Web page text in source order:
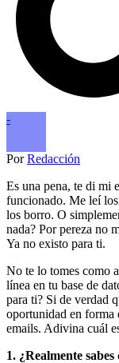
-
PorRedacción
Es una pena, te di mi
funcionado. Me leí
los borro. O
nada? Por pereza no
Ya no existo para ti.
No te lo tomes como
línea en tu base de
para ti? Si de verdad
oportunidad en forma
emails. Adivina cuál
1. ¿Realmente sabes